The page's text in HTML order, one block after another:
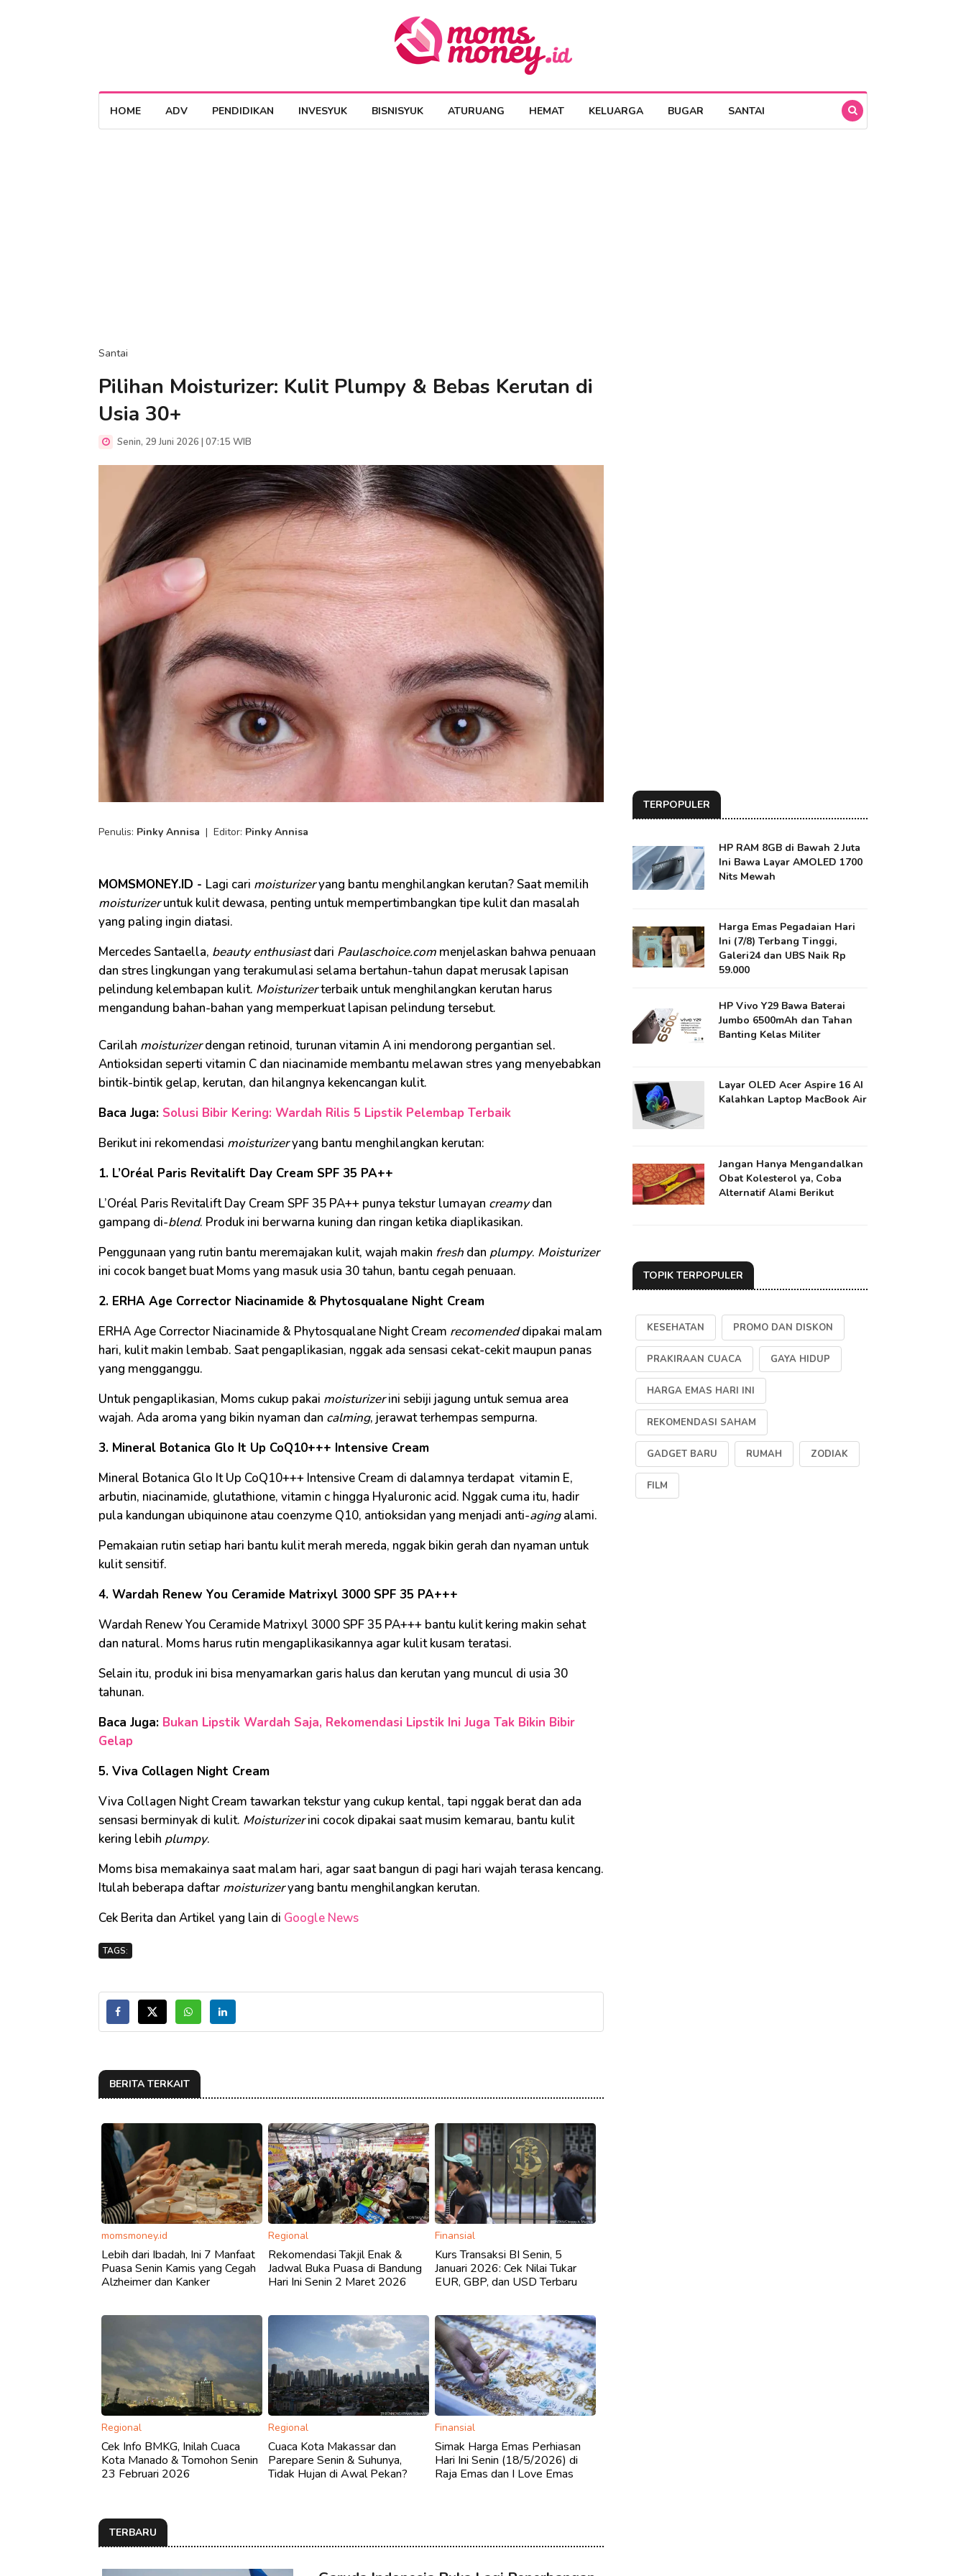
HOME ADV PENDIDIKAN INVESYUK BISNISYUK ATURUANG HEMAT KELUARGA BUGAR SANTAI
Santai
Pilihan Moisturizer: Kulit Plumpy & Bebas Kerutan di
Usia 30+
Senin, 29 Juni 2026 | 07:15 WIB
Penulis: Pinky Annisa | Editor: Pinky Annisa
MOMSMONEY.ID - Lagi cari moisturizeryang bantu menghilangkan kerutan? Saat memilih
moisturizeruntuk kulit dewasa, penting untuk mempertimbangkan tipe kulit dan masalah
yang paling ingin diatasi.
Mercedes Santaella, beauty enthusiastdari Paulaschoice.com menjelaskan bahwa penuaan
dan stres lingkungan yang terakumulasi selama bertahun-tahun dapat merusak lapisan
pelindung kelembapan kulit. Moisturizerterbaik untuk menghilangkan kerutan harus
mengandung bahan-bahan yang memperkuat lapisan pelindung tersebut.
Carilah moisturizerdengan retinoid, turunan vitamin A ini mendorong pergantian sel.
Antioksidan seperti vitamin C dan niacinamide membantu melawan stres yang menyebabkan
bintik-bintik gelap, kerutan, dan hilangnya kekencangan kulit.
Baca Juga: Solusi Bibir Kering: Wardah Rilis 5 Lipstik Pelembap Terbaik
Berikut ini rekomendasi moisturizeryang bantu menghilangkan kerutan:
1. L’Oréal Paris Revitalift Day Cream SPF 35 PA++
L’Oréal Paris Revitalift Day Cream SPF 35 PA++ punya tekstur lumayan creamydan
gampang di-blend. Produk ini berwarna kuning dan ringan ketika diaplikasikan.
Penggunaan yang rutin bantu meremajakan kulit, wajah makin fresh dan plumpy. Moisturizer
ini cocok banget buat Moms yang masuk usia 30 tahun, bantu cegah penuaan.
2. ERHA Age Corrector Niacinamide & Phytosqualane Night Cream
ERHA Age Corrector Niacinamide & Phytosqualane Night Cream recomendeddipakai malam
hari, kulit makin lembab. Saat pengaplikasian, nggak ada sensasi cekat-cekit maupun panas
yang mengganggu.
Untuk pengaplikasian, Moms cukup pakai moisturizerini sebiji jagung untuk semua area
wajah. Ada aroma yang bikin nyaman dan calming, jerawat terhempas sempurna.
3. Mineral Botanica Glo It Up CoQ10+++ Intensive Cream
Mineral Botanica Glo It Up CoQ10+++ Intensive Cream di dalamnya terdapat vitamin E,
arbutin, niacinamide, glutathione, vitamin c hingga Hyaluronic acid. Nggak cuma itu, hadir
pula kandungan ubiquinone atau coenzyme Q10, antioksidan yang menjadi anti-agingalami.
Pemakaian rutin setiap hari bantu kulit merah mereda, nggak bikin gerah dan nyaman untuk
kulit sensitif.
4. Wardah Renew You Ceramide Matrixyl 3000 SPF 35 PA+++
Wardah Renew You Ceramide Matrixyl 3000 SPF 35 PA+++ bantu kulit kering makin sehat
dan natural. Moms harus rutin mengaplikasikannya agar kulit kusam teratasi.
Selain itu, produk ini bisa menyamarkan garis halus dan kerutan yang muncul di usia 30
tahunan.
Baca Juga: Bukan Lipstik Wardah Saja, Rekomendasi Lipstik Ini Juga Tak Bikin Bibir
Gelap
5. Viva Collagen Night Cream
Viva Collagen Night Cream tawarkan tekstur yang cukup kental, tapi nggak berat dan ada
sensasi berminyak di kulit. Moisturizerini cocok dipakai saat musim kemarau, bantu kulit
kering lebih plumpy.
Moms bisa memakainya saat malam hari, agar saat bangun di pagi hari wajah terasa kencang.
Itulah beberapa daftar moisturizeryang bantu menghilangkan kerutan.
Cek Berita dan Artikel yang lain di Google News
TAGS:
BERITA TERKAIT
momsmoney.id
Lebih dari Ibadah, Ini 7 Manfaat
Puasa Senin Kamis yang Cegah
Alzheimer dan Kanker
Regional
Rekomendasi Takjil Enak &
Jadwal Buka Puasa di Bandung
Hari Ini Senin 2 Maret 2026
Finansial
Kurs Transaksi BI Senin, 5
Januari 2026: Cek Nilai Tukar
EUR, GBP, dan USD Terbaru
Regional
Cek Info BMKG, Inilah Cuaca
Kota Manado & Tomohon Senin
23 Februari 2026
Regional
Cuaca Kota Makassar dan
Parepare Senin & Suhunya,
Tidak Hujan di Awal Pekan?
Finansial
Simak Harga Emas Perhiasan
Hari Ini Senin (18/5/2026) di
Raja Emas dan I Love Emas
TERBARU
TERPOPULER
HP RAM 8GB di Bawah 2 Juta
Ini Bawa Layar AMOLED 1700
Nits Mewah
Harga Emas Pegadaian Hari
Ini (7/8) Terbang Tinggi,
Galeri24 dan UBS Naik Rp
59.000
HP Vivo Y29 Bawa Baterai
Jumbo 6500mAh dan Tahan
Banting Kelas Militer
Layar OLED Acer Aspire 16 AI
Kalahkan Laptop MacBook Air
Jangan Hanya Mengandalkan
Obat Kolesterol ya​, Coba
Alternatif Alami Berikut
TOPIK TERPOPULER
KESEHATAN PROMO DAN DISKON
PRAKIRAAN CUACA GAYA HIDUP
HARGA EMAS HARI INI
REKOMENDASI SAHAM
GADGET BARU RUMAH ZODIAK
FILM